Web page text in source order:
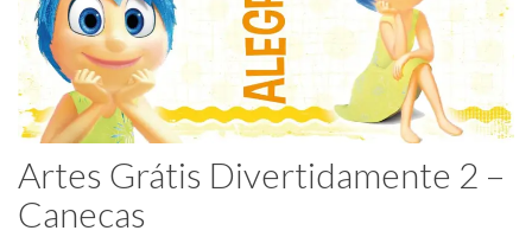
Artes Grátis Divertidamente 2 –
Canecas